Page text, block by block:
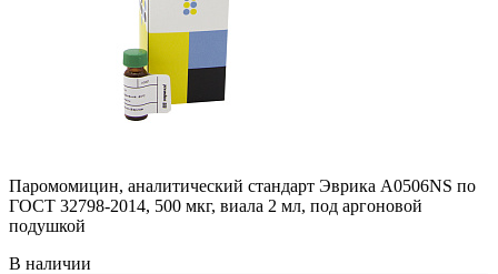
Паромомицин, аналитический стандарт Эврика A0506NS по
ГОСТ 32798-2014, 500 мкг, виала 2 мл, под аргоновой
подушкой
В наличии